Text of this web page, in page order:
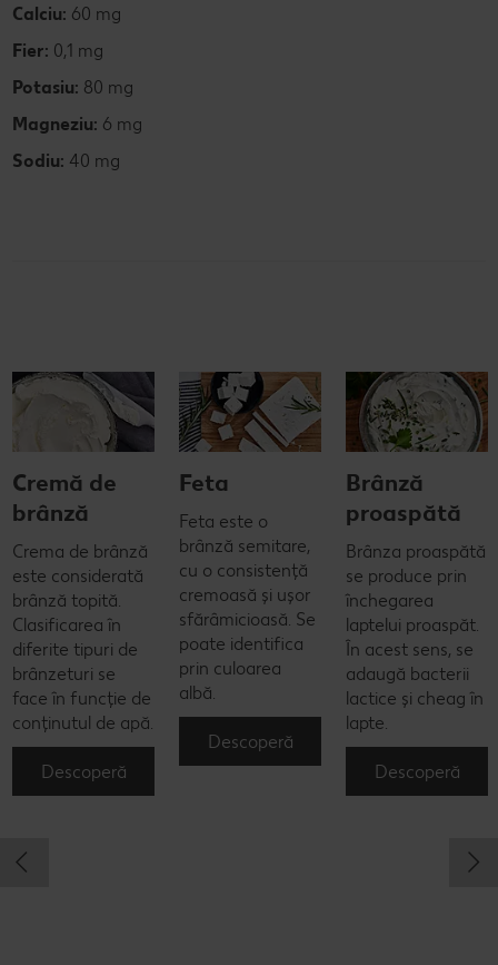
Calciu: 60 mg
Fier: 0,1 mg
Potasiu: 80 mg
Magneziu: 6 mg
Sodiu: 40 mg
Cremă de
brânză
Crema de brânză
este considerată
brânză topită.
Clasificarea în
diferite tipuri de
brânzeturi se
face în funcție de
conținutul de apă.
Descoperă
Feta
Feta este o
brânză semitare,
cu o consistență
cremoasă și ușor
sfărâmicioasă. Se
poate identifica
prin culoarea
albă.
Descoperă
Brânză
proaspătă
Brânza proaspătă
se produce prin
închegarea
laptelui proaspăt.
În acest sens, se
adaugă bacterii
lactice și cheag în
lapte.
Descoperă